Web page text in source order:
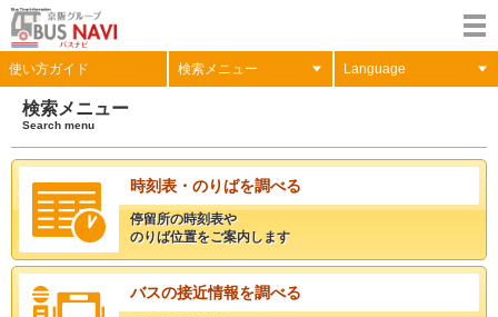
使い方ガイド 検索メニュー Language
検索メニュー
Search menu
時刻表・のりばを調べる
停留所の時刻表や
のりば位置をご案内します
バスの接近情報を調べる